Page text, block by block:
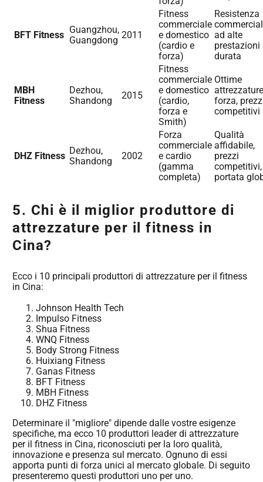
BFT Fitness Guangzhou,
Guangdong 2011
Fitness
commerciale
e domestico
(cardio e
forza)
Resistenza
ad alte
prestazioni
durata
MBH
Fitness
Dezhou,
Shandong
2015
Fitness
commerciale
e domestico
(cardio,
forza e
Smith)
Ottime
forza,
competitivi
DHZ Fitness Dezhou,
Shandong
2002
Forza
commerciale
e cardio
(gamma
completa)
Qualità
affidabile,
prezzi
competitivi,
portata
5. Chi è il miglior produttore di
attrezzature per il fitness in
Cina?
Ecco i 10 principali produttori di attrezzature per il fitness
in Cina:
Johnson Health Tech
Impulso Fitness
Shua Fitness
WNQ Fitness
Body Strong Fitness
Huixiang Fitness
Ganas Fitness
BFT Fitness
MBH Fitness
DHZ Fitness
Determinare il "migliore" dipende dalle vostre esigenze
specifiche, ma ecco 10 produttori leader di attrezzature
per il fitness in Cina, riconosciuti per la loro qualità,
innovazione e presenza sul mercato. Ognuno di essi
apporta punti di forza unici al mercato globale. Di seguito
presenteremo questi produttori uno per uno.